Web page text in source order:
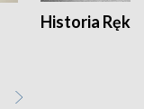
Historia Ręką